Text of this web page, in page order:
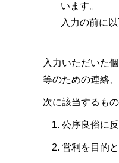
います。
入力の前に
入力いただいた
等のための連絡
次に該当するも
公序良俗に
営利を目的